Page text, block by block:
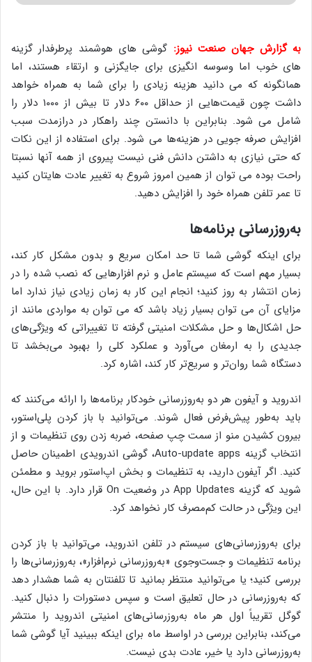
به گزارش جهان صنعت نیوز: گوشی های هوشمند پرطرفدار گزینه
های خوب اما وسوسه انگیزی برای جایگزنی و ارتقاء هستند، اما
همانگونه که می دانید هزینه زیادی را برای شما به همراه خواهد
داشت چون قیمت‌هایی از حداقل ۶۰۰ دلار تا بیش از ۱۰۰۰ دلار را
شامل می شود. بنابراین با دانستن چند راهکار در درازمدت سبب
افزایش صرفه جویی در هزینه‌ها می شود. برای استفاده از این نکات
که حتی نیازی به داشتن دانش فنی نیست پیروی از همه آنها نسبتا
راحت بوده می توان از همین امروز شروع به تغییر عادت هایتان کنید
تا عمر تلفن همراه خود را افزایش دهید.
به‌روزرسانی برنامه‌ها
برای اینکه گوشی شما تا حد امکان سریع و بدون مشکل کار کند،
بسیار مهم است که سیستم عامل و نرم افزارهایی که نصب شده را در
زمان انتشار به روز کنید؛ انجام این کار به زمان زیادی نیاز ندارد اما
مزایای آن می توان بسیار زیاد باشد که می توان به مواردی مانند از
حل اشکال‌ها و حل مشکلات امنیتی گرفته تا تغییراتی که ویژگی‌های
جدیدی را به ارمغان می‌آورد و عملکرد کلی را بهبود می‌بخشد تا
دستگاه شما روان‌تر و سریع‌تر کار کند، اشاره کرد.
اندروید و آیفون هر دو به‌روزرسانی خودکار برنامه‌ها را ارائه می‌کنند که
باید به‌طور پیش‌فرض فعال شوند. می‌توانید با باز کردن پلی‌استور،
بیرون کشیدن منو از سمت چپ صفحه، ضربه زدن روی تنظیمات و از
انتخاب گزینه ‌Auto-update apps، گوشی اندرویدی اطمینان حاصل
کنید. اگر آیفون دارید، به تنظیمات و بخش اپ‌استور بروید و مطمئن
شوید که گزینه App Updates در وضعیت On قرار دارد. با این حال،
این ویژگی در حالت کم‌مصرف کار نخواهد کرد.
برای به‌روزرسانی‌های سیستم در تلفن ‌اندروید، می‌توانید با باز کردن
برنامه تنظیمات و جست‌وجوی «به‌روزرسانی نرم‌افزار»، به‌روزرسانی‌ها را
بررسی کنید؛ یا می‌توانید منتظر بمانید تا تلفنتان به شما هشدار دهد
که به‌روزرسانی در حال تعلیق است و سپس دستورات را دنبال کنید.
گوگل تقریباً اول هر ماه به‌روزرسانی‌های امنیتی اندروید را منتشر
می‌کند، بنابراین بررسی در اواسط ماه برای اینکه ببینید آیا گوشی شما
به‌روزرسانی دارد یا خیر، عادت بدی نیست.